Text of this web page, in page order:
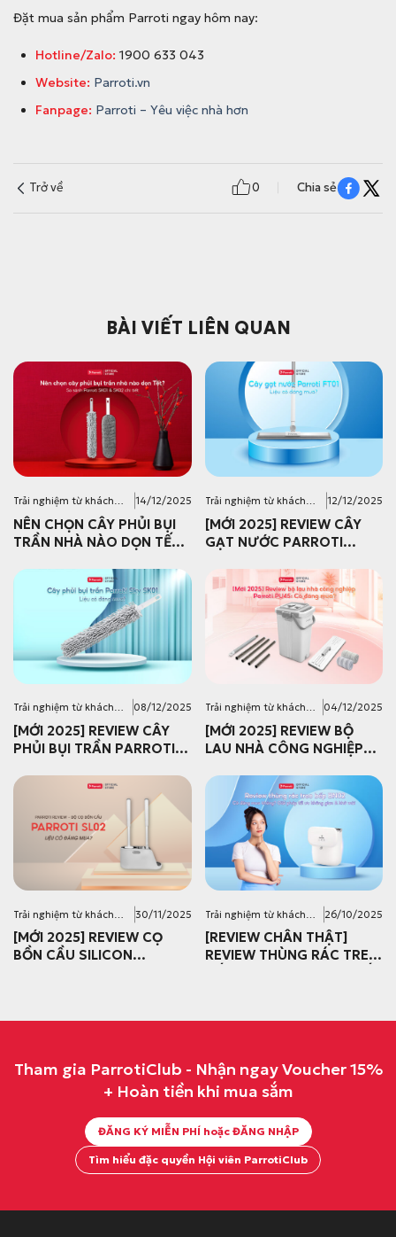
Đặt mua sản phẩm Parroti ngay hôm nay:
Hotline/Zalo: 1900 633 043
Website: Parroti.vn
Fanpage: Parroti – Yêu việc nhà hơn
Trở về 0 Chia sẻ
BÀI VIẾT LIÊN QUAN
Trải nghiệm từ khách
hàng
14/12/2025
NÊN CHỌN CÂY PHỦI BỤI
TRẦN NHÀ NÀO DỌN TẾT?
SK02 CHI TIẾT
Trải nghiệm từ khách
hàng
12/12/2025
[MỚI 2025] REVIEW CÂY
GẠT NƯỚC PARROTI
KHÔNG?
Trải nghiệm từ khách
hàng
08/12/2025
[MỚI 2025] REVIEW CÂY
PHỦI BỤI TRẦN PARROTI
KHÔNG?
Trải nghiệm từ khách
hàng
04/12/2025
[MỚI 2025] REVIEW BỘ
LAU NHÀ CÔNG NGHIỆP
MUA?
Trải nghiệm từ khách
hàng
30/11/2025
[MỚI 2025] REVIEW CỌ
BỒN CẦU SILICON
Trải nghiệm từ khách
hàng
26/10/2025
[REVIEW CHÂN THẬT]
REVIEW THÙNG RÁC TREO
Tham gia ParrotiClub - Nhận ngay Voucher 15%
+ Hoàn tiền khi mua sắm
ĐĂNG KÝ MIỄN PHÍ hoặc ĐĂNG NHẬP
Tìm hiểu đặc quyền Hội viên ParrotiClub